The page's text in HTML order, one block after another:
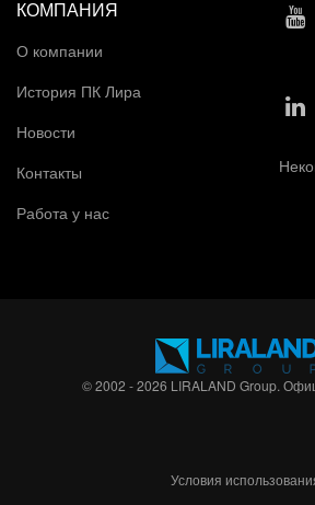
КОМПАНИЯ
О компании
История ПК Лира
Новости
Контакты
Работа у нас
© 2002 - 2026 LIRALAND Group.
Условия